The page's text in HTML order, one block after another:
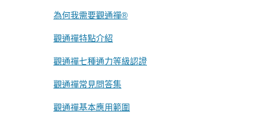
為何我需要觀通禪®
觀通禪特點介紹
觀通禪七種通力等級認證
觀通禪常見問答集
觀通禪基本應用範圍